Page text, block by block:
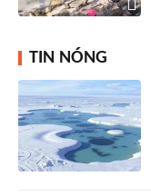
TIN NÓNG